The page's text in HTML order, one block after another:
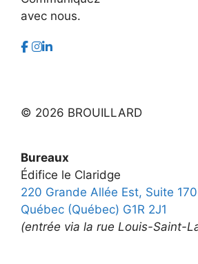
avec nous.
© 2026 BROUILLARD
Bureaux
Édifice le Claridge
220 Grande Allée Est, Suite 170
Québec (Québec) G1R 2J1
(entrée via la rue Louis-Saint-